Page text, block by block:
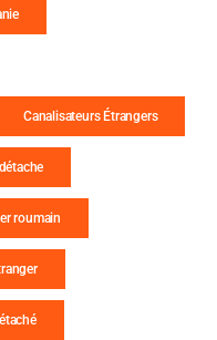
Canalisateurs Étrangers
roumain